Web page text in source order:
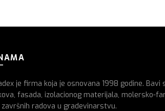
je firma koja je osnovana 1998 godine. Bavi
fasada, izolacionog materijala, molersko-
završnih radova u gradevinarstvu.